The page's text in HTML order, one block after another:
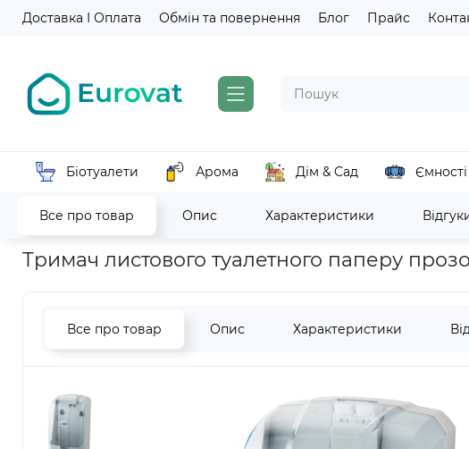
Доставка І Оплата Обмін та повернення Блог Прайс
Біотуалети Арома Дім & Сад Ємності
Все про товар Опис Характеристики
Головна Санітарно-гігієнічне обладнання Тримачі туалетного
Тримач листового туалетного паперу
Все про товар Опис Характеристики